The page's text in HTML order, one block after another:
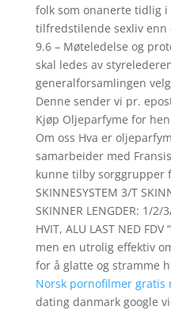
folk som onanerte tidlig
tilfredstilende sexliv enn
9.6 – Møteledelse og
skal ledes av
generalforsamlingen
Denne sender vi pr.
Kjøp Oljeparfyme for
Om oss Hva er
samarbeider med
kunne tilby sorggrupper
SKINNESYSTEM 3/T
SKINNER LENGDER: 1/2/
HVIT, ALU LAST NED
men en utrolig effektiv
for å glatte og stramme
Norsk pornofilmer gratis
dating danmark google